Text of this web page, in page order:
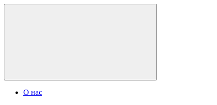
О нас